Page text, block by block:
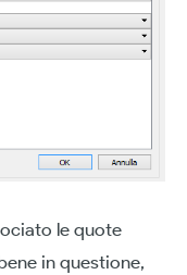
le quote
in questione,